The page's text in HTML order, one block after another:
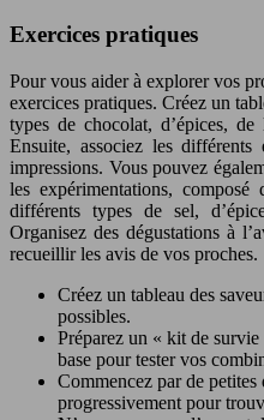
Exercices pratiques
Pour vous aider à explorer vos
exercices pratiques. Créez un
types de chocolat, d’épices,
Ensuite, associez les
impressions. Vous pouvez
les expérimentations,
différents types de sel,
Organisez des dégustations à
recueillir les avis de vos proches.
Créez un tableau des
possibles.
Préparez un « kit de
base pour tester vos
Commencez par de petites
progressivement pour